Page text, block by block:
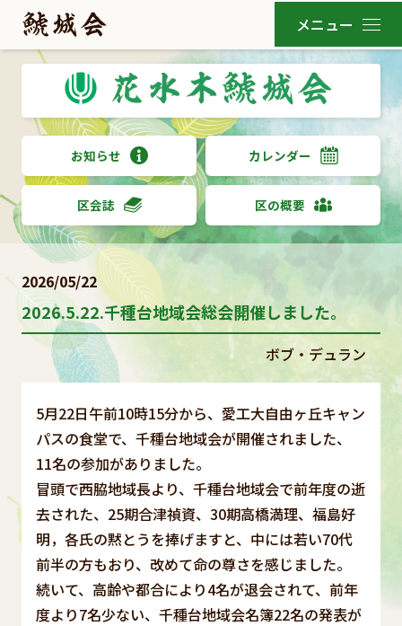
お知らせ カレンダー
区会誌 区の概要
2026/05/22
2026.5.22.千種台地域会総会開催しました。
ボブ・デュラン
5月22日午前10時15分から、愛工大自由ヶ丘キャン
パスの食堂で、千種台地域会が開催されました、
11名の参加がありました。
冒頭で西脇地域長より、千種台地域会で前年度の逝
去された、25期合津禎資、30期高橋満理、福島好
明，各氏の黙とうを捧げますと、中には若い70代
前半の方もおり、改めて命の尊さを感じました。
続いて、高齢や都合により4名が退会されて、前年
度より7名少ない、千種台地域会名簿22名の発表が